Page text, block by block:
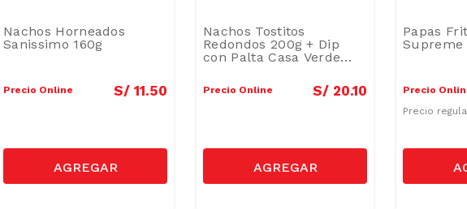
Nachos Horneados
Sanissimo 160g
Precio Online S/ 11.50
Nachos Tostitos
Redondos 200g + Dip
con Palta Casa Verde
Precio Online S/ 20.10
Papas
Supreme
Precio
Precio